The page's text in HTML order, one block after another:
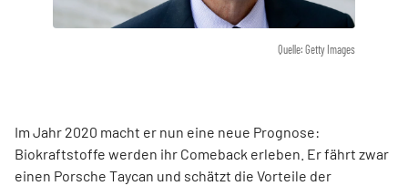
Quelle: Getty Images
Im Jahr 2020 macht er nun eine neue Prognose:
Biokraftstoffe werden ihr Comeback erleben. Er fährt zwar
einen Porsche Taycan und schätzt die Vorteile der